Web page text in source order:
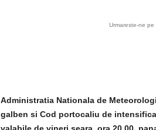
Urmareste-ne
Administratia Nationala de
galben si Cod portocaliu de